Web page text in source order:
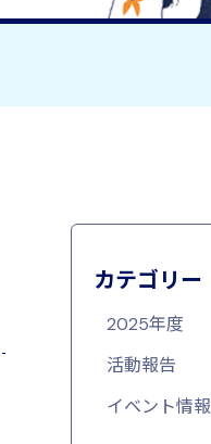
カテゴリー
2025年度
活動報告
イベント情報